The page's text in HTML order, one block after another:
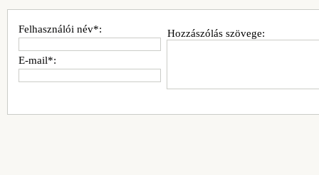
Hozzászólás szövege:
Felhasználói név*:
E-mail*: